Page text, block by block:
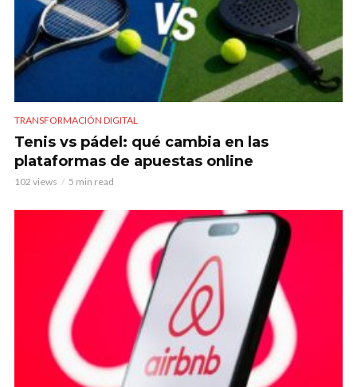
TRANSFORMACIÓN DIGITAL
Tenis vs pádel: qué cambia en las
plataformas de apuestas online
102 views 5 min read